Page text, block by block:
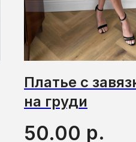
Платье с
на груди
50.00 р.